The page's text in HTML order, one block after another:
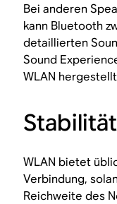
Bei anderen
kann Bluetooth
detaillierten
Sound
WLAN
WLAN bietet
Verbindung,
Reichweite des